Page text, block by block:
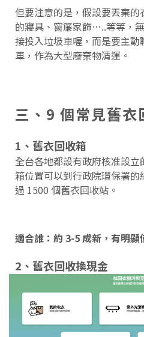
但要注意的是，假設要丟棄
的寢具、窗簾家飾…..等等，
接投入垃圾車喔，而是要主
車，作為大型廢棄物清運。
三、9 個常見舊衣
1、舊衣回收箱
全台各地都設有政府核准設
箱位置可以到行政院環保署的
過 1500 個舊衣回收站。
適合誰：約 3-5 成新，有明顯
2、舊衣回收換現金